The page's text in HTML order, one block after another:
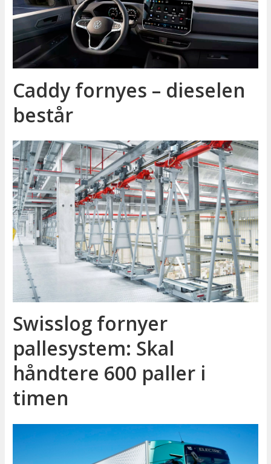
Caddy fornyes – dieselen
består
Swisslog fornyer
pallesystem: Skal
håndtere 600 paller i
timen